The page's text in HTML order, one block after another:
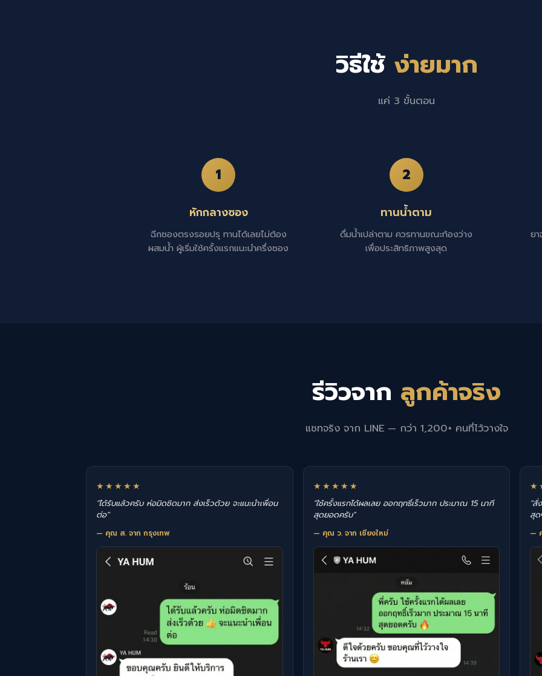
วิธีใช้ ง่ายมาก
แค่ 3 ขั้นตอน
1
หักกลางซอง
ฉีกซองตรงรอยปรุ ทานได้เลยไม่ต้อง
ผสมน้ำ ผู้เริ่มใช้ครั้งแรกแนะนำครึ่งซอง
2
ทานน้ำตาม
ดื่มน้ำเปล่าตาม ควรทานขณะท้องว่าง
เพื่อประสิทธิภาพสูงสุด
ย
รีวิวจาก ลูกค้าจริง
แชทจริง จาก LINE — กว่า 1,200+ คนที่ไว้วางใจ
★★★★★
"ได้รับแล้วครับ ห่อมิดชิดมาก ส่งเร็วด้วย จะแนะนำเพื่อน
ต่อ"
— คุณ ส. จาก กรุงเทพ
★★★★★
"ใช้ครั้งแรกได้ผลเลย ออกฤทธิ์เร็วมาก ประมาณ 15 นาที
สุดยอดครับ"
— คุณ ว. จาก เชียงใหม่
"สั่
สุด
—